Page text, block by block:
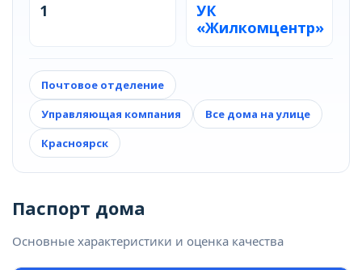
1
УК
«Жилкомцентр»
Почтовое отделение
Управляющая компания
Все дома на улице
Красноярск
Паспорт дома
Основные характеристики и оценка качества